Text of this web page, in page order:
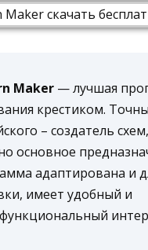
Maker — лучшая
крестиком.
– создатель
основное
адаптирована и
имеет удобный и